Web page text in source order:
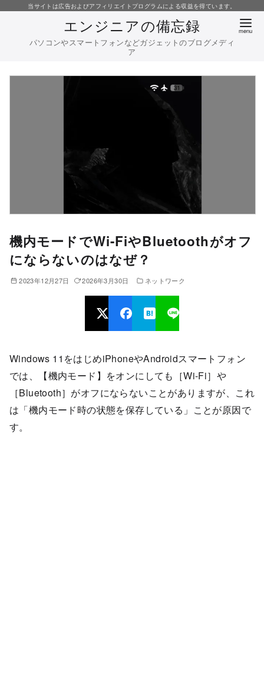
当サイトは広告およびアフィリエイトプログラムによる収益を得ています。
エンジニアの備忘録
パソコンやスマートフォンなどガジェットのブログメディ
ア
機内モードでWi-FiやBluetoothがオフ
にならないのはなぜ？
2023年12月27日 2026年3月30日 ネットワーク
Windows 11をはじめiPhoneやAndroidスマートフォン
では、【機内モード】をオンにしても［Wi-Fi］や
［Bluetooth］がオフにならないことがありますが、これ
は「機内モード時の状態を保存している」ことが原因で
す。